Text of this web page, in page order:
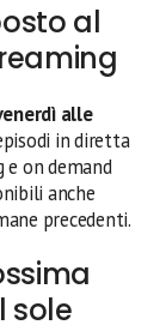
al
alle
in diretta
on demand
anche
precedenti.
sole